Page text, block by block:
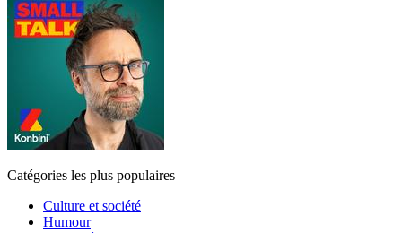
Catégories les plus populaires
Culture et société
Humour